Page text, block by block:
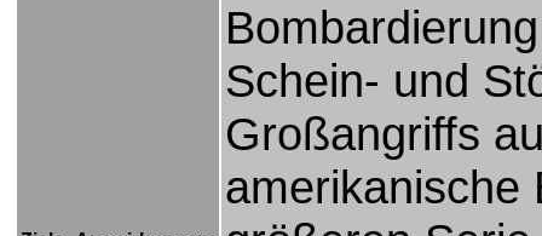
Schein- und
Großangriffs
amerikanische